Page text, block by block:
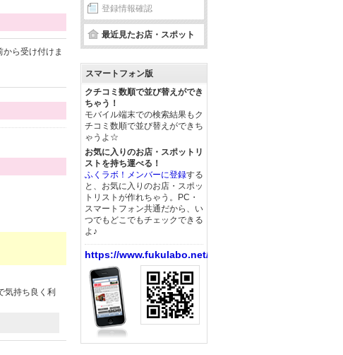
ら受け付けま
気持ち良く利
登録情報確認
最近見たお店・スポット
スマートフォン版
クチコミ数順で並び替えができ
ちゃう！
モバイル端末での検索結果もク
チコミ数順で並び替えができち
ゃうよ☆
お気に入りのお店・スポットリ
ストを持ち運べる！
ふくラボ！メンバーに登録する
と、お気に入りのお店・スポッ
トリストが作れちゃう。PC・
スマートフォン共通だから、い
つでもどこでもチェックできる
よ♪
https://www.fukulabo.net/